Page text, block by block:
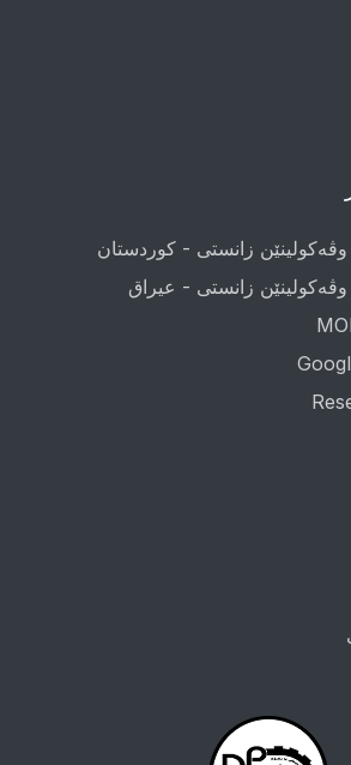
وڤەکولینێن زانستی - کوردستان
وڤەکولینێن زانستی - عيراق